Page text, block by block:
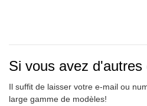
Si vous avez
Il suffit de laisser votre e-mail ou
large gamme de modèles!